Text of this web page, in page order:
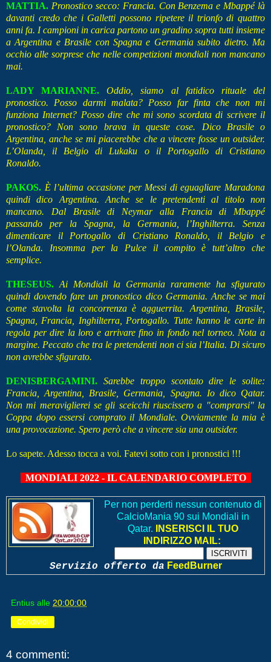
MATTIA. Pronostico secco: Francia. Con Benzema e Mbappé là
davanti credo che i Galletti possono ripetere il trionfo di quattro
anni fa. I campioni in carica partono un gradino sopra tutti insieme
a Argentina e Brasile con Spagna e Germania subito dietro. Ma
occhio alle sorprese che nelle competizioni mondiali non mancano
mai.
LADY MARIANNE.
Oddio, siamo al fatidico rituale del
pronostico. Posso darmi malata? Posso far finta che non mi
funziona Internet? Posso dire che mi sono scordata di scrivere il
pronostico? Non sono brava in queste cose. Dico Brasile o
Argentina, anche se mi piacerebbe che a vincere fosse un outsider.
L’Olanda, il Belgio di Lukaku o il Portogallo di Cristiano
Ronaldo.
PAKOS. È l’ultima occasione per Messi di eguagliare Maradona
quindi dico Argentina. Anche se le pretendenti al titolo non
mancano. Dal Brasile di Neymar alla Francia di Mbappé
passando per la Spagna, la Germania, l’Inghilterra. Senza
dimenticare il Portogallo di Cristiano Ronaldo, il Belgio e
l’Olanda. Insomma per la Pulce il compito è tutt’altro che
semplice.
THESEUS. Ai Mondiali la Germania raramente ha sfigurato
quindi dovendo fare un pronostico dico Germania. Anche se mai
come stavolta la concorrenza è agguerrita. Argentina, Brasile,
Spagna, Francia, Inghilterra, Portogallo. Tutte hanno le carte in
regola per dire la loro e arrivare fino in fondo nel torneo. Nota a
margine. Peccato che tra le pretendenti non ci sia l’Italia. Di sicuro
non avrebbe sfigurato.
DENISBERGAMINI. Sarebbe troppo scontato dire le solite:
Francia, Argentina, Brasile, Germania, Spagna. Io dico Qatar.
Non mi meraviglierei se gli sceicchi riuscissero a "comprarsi" la
Coppa dopo essersi comprato il Mondiale. Ovviamente la mia è
una provocazione. Spero però che a vincere sia una outsider.
Lo sapete. Adesso tocca a voi. Fatevi sotto con i pronostici !!!
MONDIALI 2022 - IL CALENDARIO COMPLETO
Per non perderti nessun contenuto di
CalcioMania 90 sui Mondiali in
Qatar.
INSERISCI IL TUO
INDIRIZZO MAIL:
Servizio offerto da FeedBurner
Entius alle 20:00:00
Condividi
4 commenti: